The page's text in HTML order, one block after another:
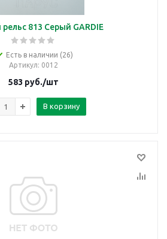
813 Серый GARDIE
Есть в наличии (26)
Артикул: 0012
583 руб./шт
В корзину